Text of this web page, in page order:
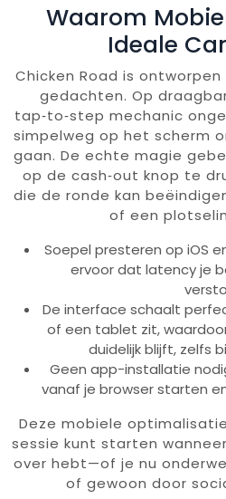
Waarom
Ideale
Chicken Road is
gedachten. Op
tap‑to‑step mechanic
simpelweg op het scherm
gaan. De echte magie
op de cash‑out knop te
die de ronde kan
of een
Soepel presteren op iOS
ervoor dat latency je
De interface schaalt
of een tablet zit,
duidelijk blijft, zelfs
Geen app-installatie
vanaf je browser starten
Deze mobiele
sessie kunt starten
over hebt—of je nu
of gewoon door